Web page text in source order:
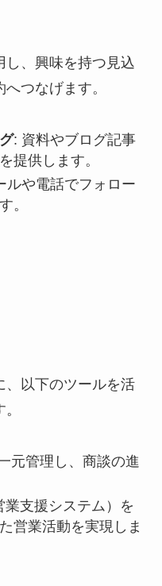
し、興味を持つ見込
つなげます。
: 資料やブログ記事
提供します。
ルや電話でフォロー
。
、以下のツールを活
元管理し、商談の進
業支援システム）を
営業活動を実現しま